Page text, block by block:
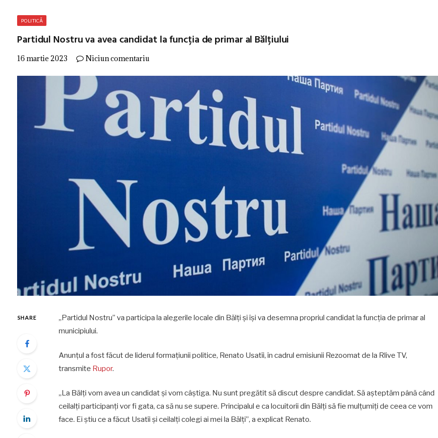
POLITICĂ
Partidul Nostru va avea candidat la funcția de primar al Bălțiului
16 martie 2023 Niciun comentariu
SHARE
„Partidul Nostru” va participa la alegerile locale din Bălți și își va desemna propriul candidat la funcția de primar al
municipiului.
Anunțul a fost făcut de liderul formațiunii politice, Renato Usatîi, în cadrul emisiunii Rezoomat de la Rlive TV,
transmite Rupor.
„La Bălți vom avea un candidat și vom câștiga. Nu sunt pregătit să discut despre candidat. Să așteptăm până când
ceilalți participanți vor fi gata, ca să nu se supere. Principalul e ca locuitorii din Bălți să fie mulțumiți de ceea ce vom
face. Ei știu ce a făcut Usatîi și ceilalți colegi ai mei la Bălți”, a explicat Renato.